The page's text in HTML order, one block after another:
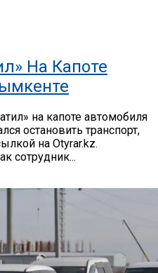
На Капоте
на капоте автомобиля
остановить транспорт,
на Otyrar.kz.
сотрудник...